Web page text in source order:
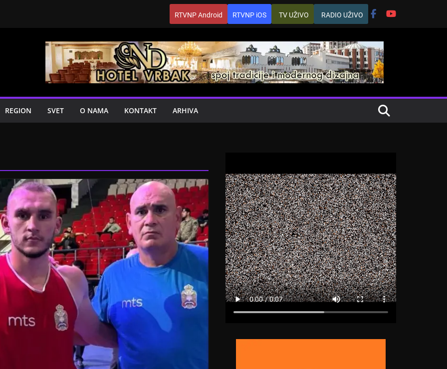
RTVNP Android RTVNP iOS TV UŽIVO RADIO UŽIVO
REGION SVET O NAMA KONTAKT ARHIVA